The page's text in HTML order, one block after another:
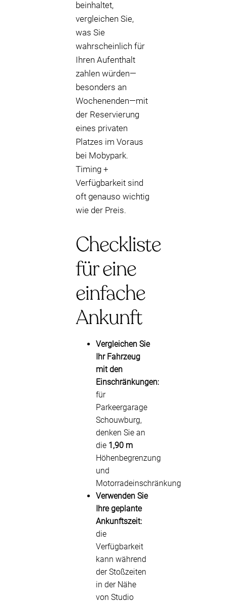
beinhaltet,
vergleichen Sie,
was Sie
wahrscheinlich für
Ihren Aufenthalt
zahlen würden—
besonders an
Wochenenden—mit
der Reservierung
eines privaten
Platzes im Voraus
bei Mobypark.
Timing +
Verfügbarkeit sind
oft genauso wichtig
wie der Preis.
Checkliste
für eine
einfache
Ankunft
Vergleichen Sie
Ihr Fahrzeug
mit den
Einschränkungen:
für
Parkeergarage
Schouwburg,
denken Sie an
die 1,90 m
Höhenbegrenzung
und
Motorradeinschränkung
Verwenden Sie
Ihre geplante
Ankunftszeit:
die
Verfügbarkeit
kann während
der Stoßzeiten
in der Nähe
von Studio